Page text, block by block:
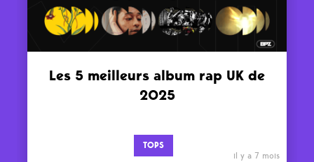
Les 5 meilleurs album rap UK de
2025
TOPS
il y a 7 mois